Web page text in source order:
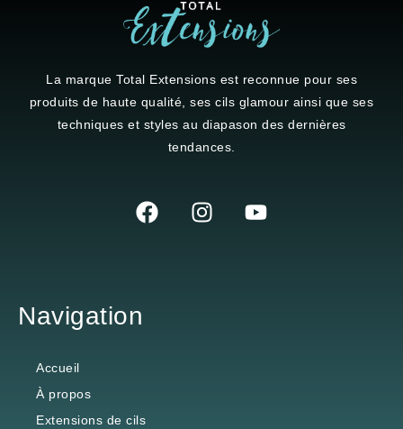
La marque Total Extensions est reconnue pour ses
produits de haute qualité, ses cils glamour ainsi que ses
techniques et styles au diapason des dernières
tendances.
Navigation
Accueil
À propos
Extensions de cils